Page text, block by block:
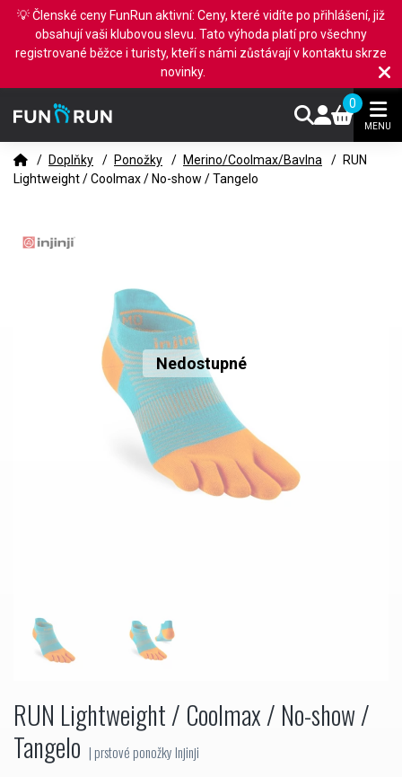
0
MENU
/ Doplňky / Ponožky / Merino/Coolmax/Bavlna / RUN
Lightweight / Coolmax / No-show / Tangelo
Nedostupné
RUN Lightweight / Coolmax / No-show /
Tangelo | prstové ponožky Injinji
💡 Členské ceny FunRun aktivní: Ceny, které vidíte po přihlášení, již
obsahují vaši klubovou slevu. Tato výhoda platí pro všechny
registrované běžce i turisty, kteří s námi zůstávají v kontaktu skrze
novinky.